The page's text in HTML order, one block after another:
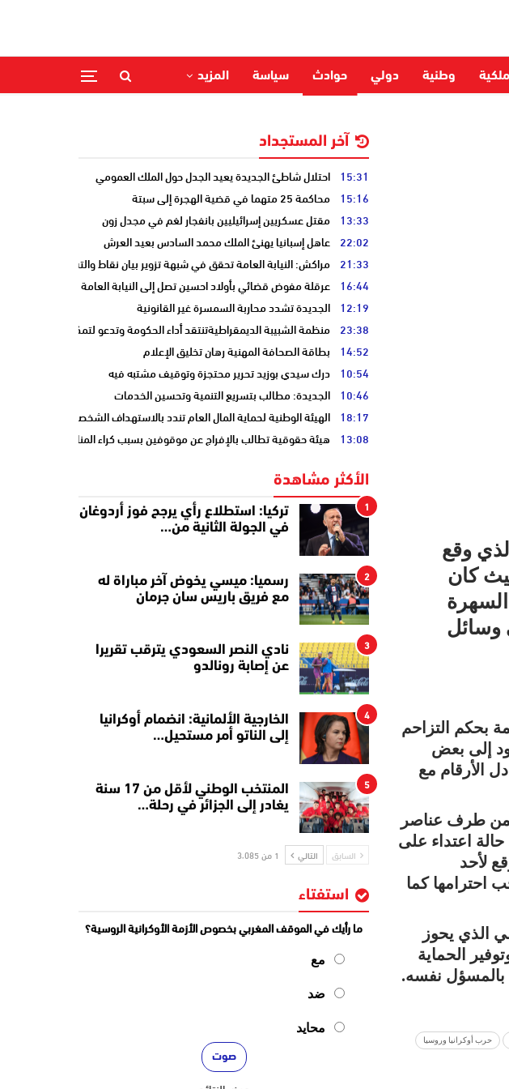
وطنية دولي حوادث سياسة المزيد
وقع
كان
وسائل
بحكم التزاحم
إلى بعض
الأرقام مع
من طرف عناصر
اعتداء على
لأحد
احترامها كما
الذي يحوز
الحماية
بالمسؤل نفسه.
حرب أوكرانيا وروسيا
آخر المستجداد
15:31 احتلال شاطئ الجديدة يعيد الجدل حول الملك العمومي
15:16 محاكمة 25 متهما في قضية الهجرة إلى سبتة
13:33 مقتل عسكريين إسرائيليين بانفجار لغم في مجدل زون
22:02 عاهل إسبانيا يهنئ الملك محمد السادس بعيد العرش
21:33 مراكش: النيابة العامة تحقق في شبهة تزوير بيان نقاط والتشهير بطالب
16:44 عرقلة مفوض قضائي بأولاد احسين تصل إلى النيابة العامة
12:19 الجديدة تشدد محاربة السمسرة غير القانونية
23:38 منظمة الشبيبة الديمقراطيةتنتقد أداء الحكومة وتدعو لتمكين الشباب
14:52 بطاقة الصحافة المهنية رهان تخليق الإعلام
10:54 درك سيدي بوزيد تحرير محتجزة وتوقيف مشتبه فيه
10:46 الجديدة: مطالب بتسريع التنمية وتحسين الخدمات
18:17 الهيئة الوطنية لحماية المال العام تندد بالاستهداف الشخصي
13:08 هيئة حقوقية تطالب بالإفراج عن موقوفين بسبب كراء المنازل المفروشة
الأكثر مشاهدة
1
تركيا: استطلاع رأي يرجح فوز أردوغان
في الجولة الثانية من…
2
رسميا: ميسي يخوض آخر مباراة له
مع فريق باريس سان جرمان
3
نادي النصر السعودي يترقب تقريرا
عن إصابة رونالدو
4
الخارجية الألمانية: انضمام أوكرانيا
إلى الناتو أمر مستحيل…
5
المنتخب الوطني لأقل من 17 سنة
يغادر إلى الجزائر في رحلة…
السابق التالي 1 من 3٬085
استفتاء
ما رأيك في الموقف المغربي بخصوص الأزمة الأوكرانية الروسية؟
مع
ضد
محايد